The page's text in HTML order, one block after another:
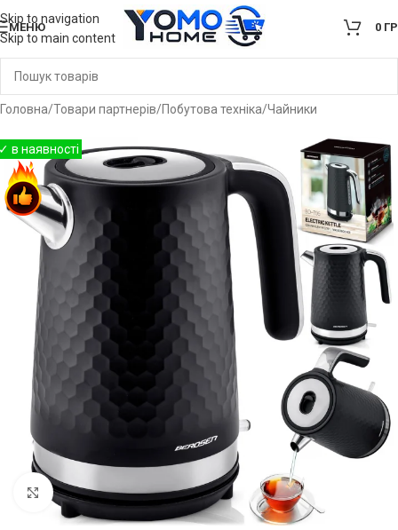
Skip to navigation
Skip to main content
МЕНЮ 0
Головна/Товари партнерів/Побутова техніка/Чайники
Клацніть, щоб збільшити